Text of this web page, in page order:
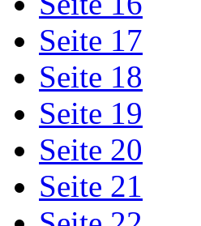
Seite 17
Seite 18
Seite 19
Seite 20
Seite 21